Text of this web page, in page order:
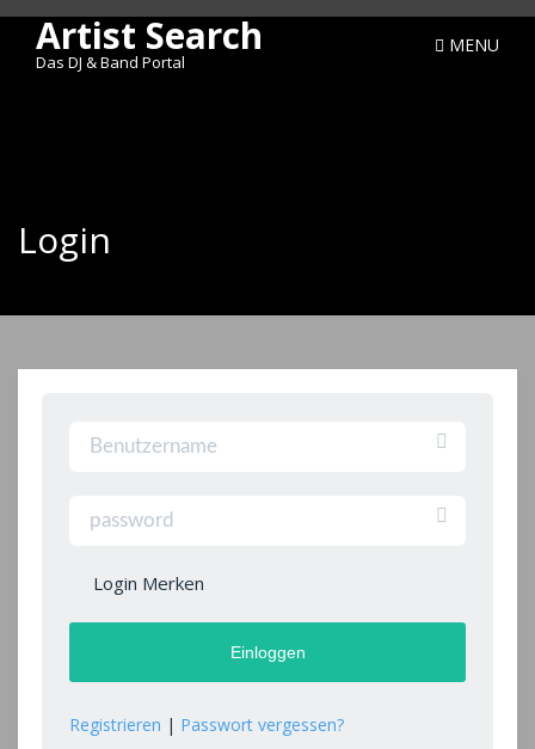
Artist Search
Das DJ & Band Portal
MENU
Login
Login Merken
Registrieren | Passwort vergessen?